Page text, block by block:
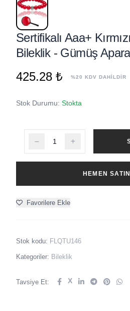
Sertifikalı Aaa+
Bileklik - Gümüş
425.28 ₺
%20 KDV DAHİLDİR
Stok Durumu: Stokta
HEMEN
Favorilere Ekle
Stok kodu: FLQTU146
Kategoriler: Bileklik
Tavsiye Et: X